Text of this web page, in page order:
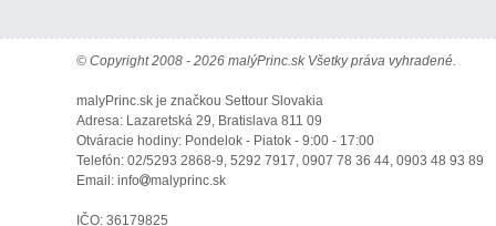
© Copyright 2008 - 2026 malýPrinc.sk Všetky práva vyhradené.
malyPrinc.sk je značkou Settour Slovakia
Adresa: Lazaretská 29, Bratislava 811 09
Otváracie hodiny: Pondelok - Piatok - 9:00 - 17:00
Telefón: 02/5293 2868-9, 5292 7917, 0907 78 36 44, 0903 48 93 89
Email: info
malyprinc.sk
IČO: 36179825